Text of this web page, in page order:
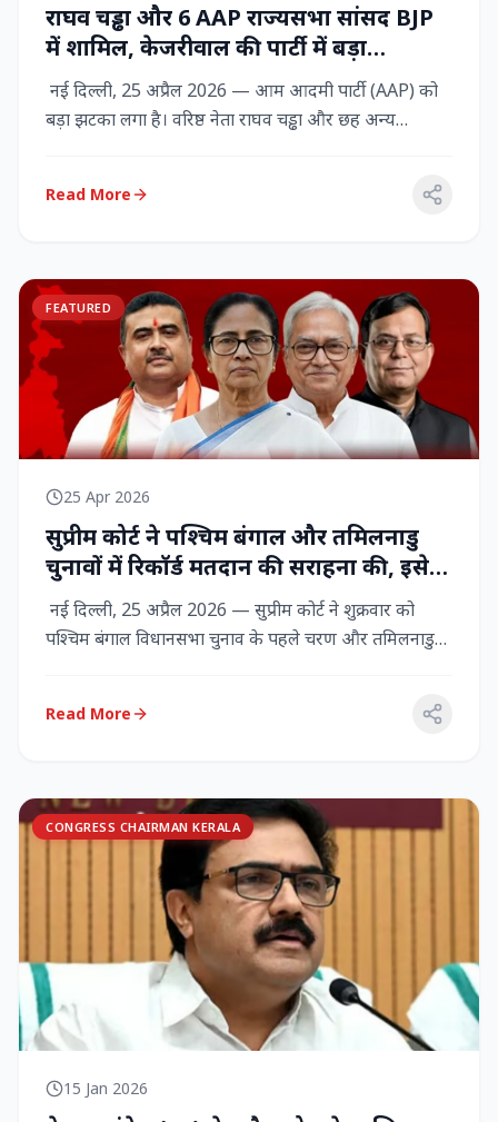
राघव चड्ढा और 6 AAP राज्‍यसभा सांसद BJP
में शामिल, केजरीवाल की पार्टी में बड़ा
राजनीतिक विद्रोह
नई दिल्ली, 25 अप्रैल 2026 — आम आदमी पार्टी (AAP) को
बड़ा झटका लगा है। वरिष्ठ नेता राघव चड्ढा और छह अन्य
Read More
FEATURED
25 Apr 2026
सुप्रीम कोर्ट ने पश्चिम बंगाल और तमिलनाडु
चुनावों में रिकॉर्ड मतदान की सराहना की, इसे
नागरिक शक्ति का प्रदर्शन बताया
नई दिल्ली, 25 अप्रैल 2026 — सुप्रीम कोर्ट ने शुक्रवार को
पश्चिम बंगाल विधानसभा चुनाव के पहले चरण और तमिलनाडु
Read More
CONGRESS CHAIRMAN KERALA
15 Jan 2026